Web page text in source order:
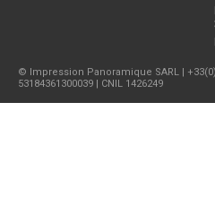
© Impression Panoramique SARL |
53184361300039 | CNIL 1426249